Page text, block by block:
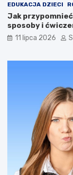
EDUKACJA DZIECI
Jak
sposoby i
11 lipca 2026